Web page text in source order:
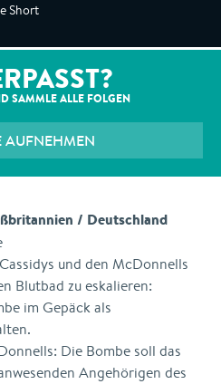
Short
SAMMLE ALLE FOLGEN
AUFNEHMEN
/ Deutschland
und den McDonnells
Blutbad zu eskalieren:
im Gepäck als
Die Bombe soll das
Angehörigen des